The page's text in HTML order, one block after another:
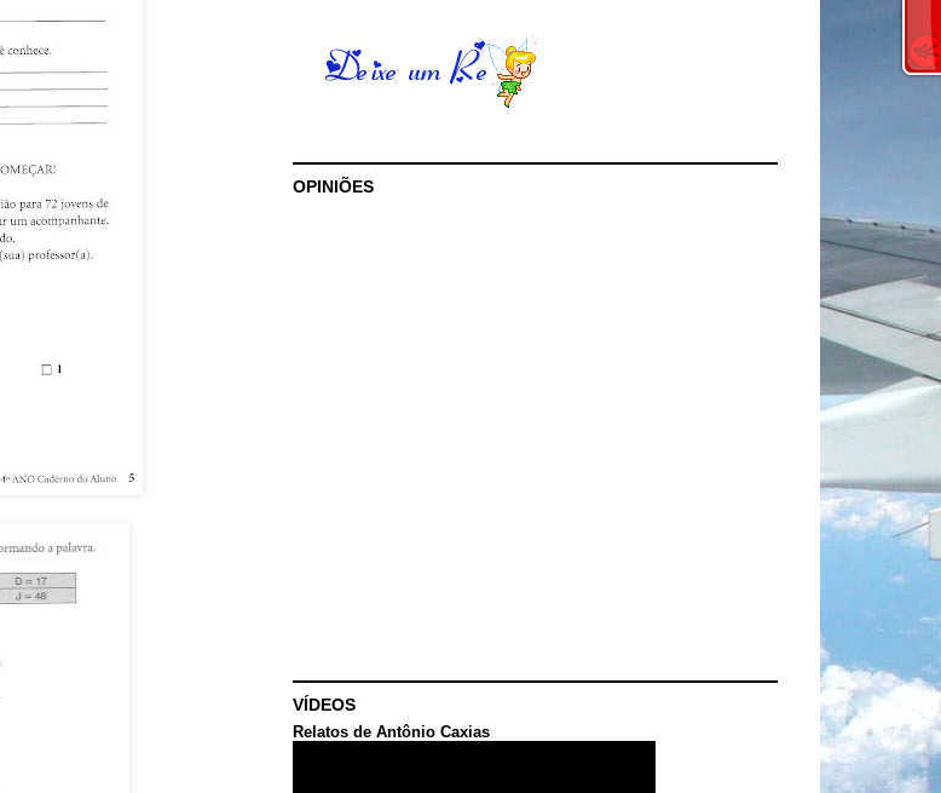
OPINIÕES
VÍDEOS
Relatos de Antônio Caxias